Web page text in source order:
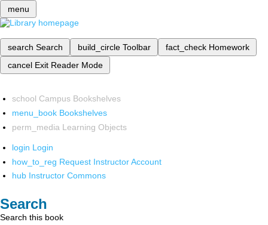
menu
search Search build_circle Toolbar fact_check Homework
cancel Exit Reader Mode
school Campus Bookshelves
menu_book Bookshelves
perm_media Learning Objects
login Login
how_to_reg Request Instructor Account
hub Instructor Commons
Search
Search this book